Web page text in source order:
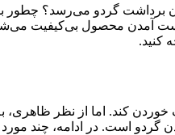
برداشت گردو می‌رسد؟
دست آمدن محصول بی‌کیفیت
کنید.
کند. اما از نظر ظاهری،
است. در ادامه، چند مورد